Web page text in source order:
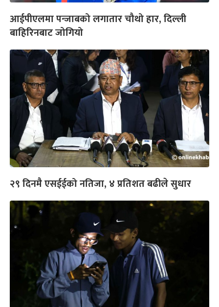
आईपीएलमा पन्जाबको लगातार चौथो हार, दिल्ली
बाहिरिनबाट जोगियो
२९ दिनमै एसईईको नतिजा, ४ प्रतिशत बढीले सुधार